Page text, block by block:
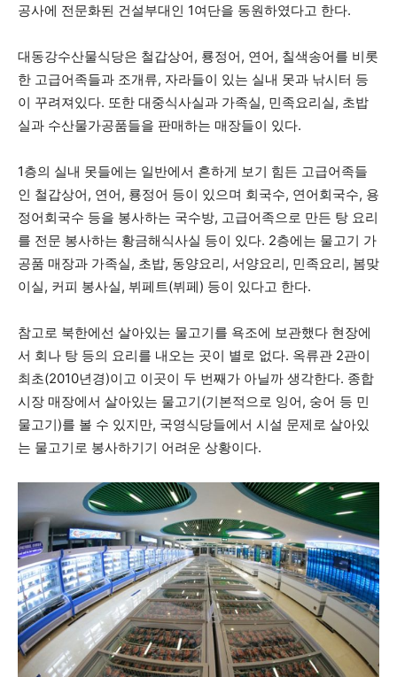
공사에 전문화된 건설부대인 1여단을 동원하였다고 한다.
대동강수산물식당은 철갑상어, 룡정어, 연어, 칠색송어를 비롯
한 고급어족들과 조개류, 자라들이 있는 실내 못과 낚시터 등
이 꾸려져있다. 또한 대중식사실과 가족실, 민족요리실, 초밥
실과 수산물가공품들을 판매하는 매장들이 있다.
1층의 실내 못들에는 일반에서 흔하게 보기 힘든 고급어족들
인 철갑상어, 연어, 룡정어 등이 있으며 회국수, 연어회국수, 용
정어회국수 등을 봉사하는 국수방, 고급어족으로 만든 탕 요리
를 전문 봉사하는 황금해식사실 등이 있다. 2층에는 물고기 가
공품 매장과 가족실, 초밥, 동양요리, 서양요리, 민족요리, 봄맞
이실, 커피 봉사실, 뷔페트(뷔페) 등이 있다고 한다.
참고로 북한에선 살아있는 물고기를 욕조에 보관했다 현장에
서 회나 탕 등의 요리를 내오는 곳이 별로 없다. 옥류관 2관이
최초(2010년경)이고 이곳이 두 번째가 아닐까 생각한다. 종합
시장 매장에서 살아있는 물고기(기본적으로 잉어, 숭어 등 민
물고기)를 볼 수 있지만, 국영식당들에서 시설 문제로 살아있
는 물고기로 봉사하기기 어려운 상황이다.